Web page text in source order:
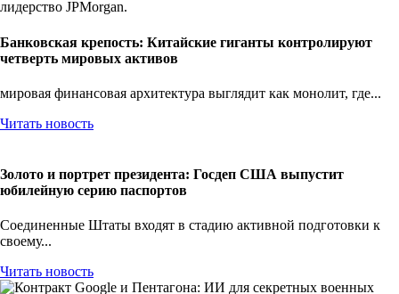
Банковская крепость: Китайские гиганты контролируют
четверть мировых активов
мировая финансовая архитектура выглядит как монолит, где...
Читать новость
Золото и портрет президента: Госдеп США выпустит
юбилейную серию паспортов
Соединенные Штаты входят в стадию активной подготовки к
своему...
Читать новость